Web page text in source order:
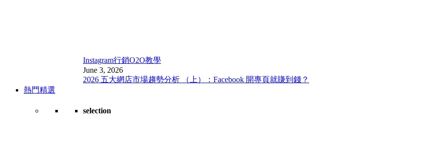
Instagram行銷O2O教學
June 3, 2026
2026 五大網店市場趨勢分析 （上）：Facebook 開專頁就賺到錢？
熱門精選
selection